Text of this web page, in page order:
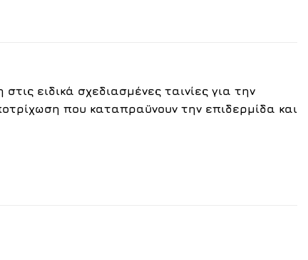
ειδικά σχεδιασμένες ταινίες για την
που καταπραϋνουν την επιδερμίδα και